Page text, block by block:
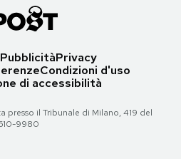
PubblicitàPrivacy
Condizioni d'uso
di accessibilità
presso il Tribunale di Milano, 419 del
9980